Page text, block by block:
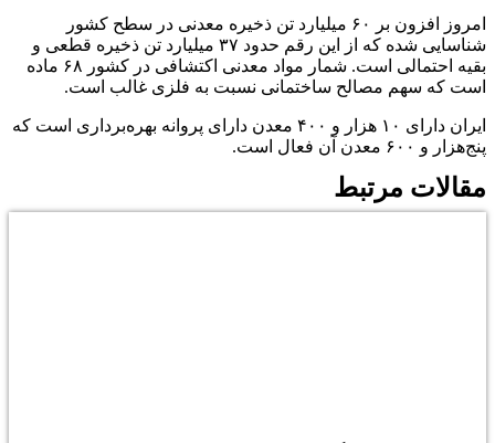
امروز افزون بر ۶۰ میلیارد تن ذخیره معدنی در سطح کشور
شناسایی شده که از این رقم حدود ۳۷ میلیارد تن ذخیره قطعی و
بقیه احتمالی است. شمار مواد معدنی اکتشافی در کشور ۶۸ ماده
است که سهم مصالح ساختمانی نسبت به فلزی غالب است.
ایران دارای ۱۰ هزار و ۴۰۰ معدن دارای پروانه بهره‌برداری است که
پنج‌هزار و ۶۰۰ معدن آن فعال است.
مقالات مرتبط